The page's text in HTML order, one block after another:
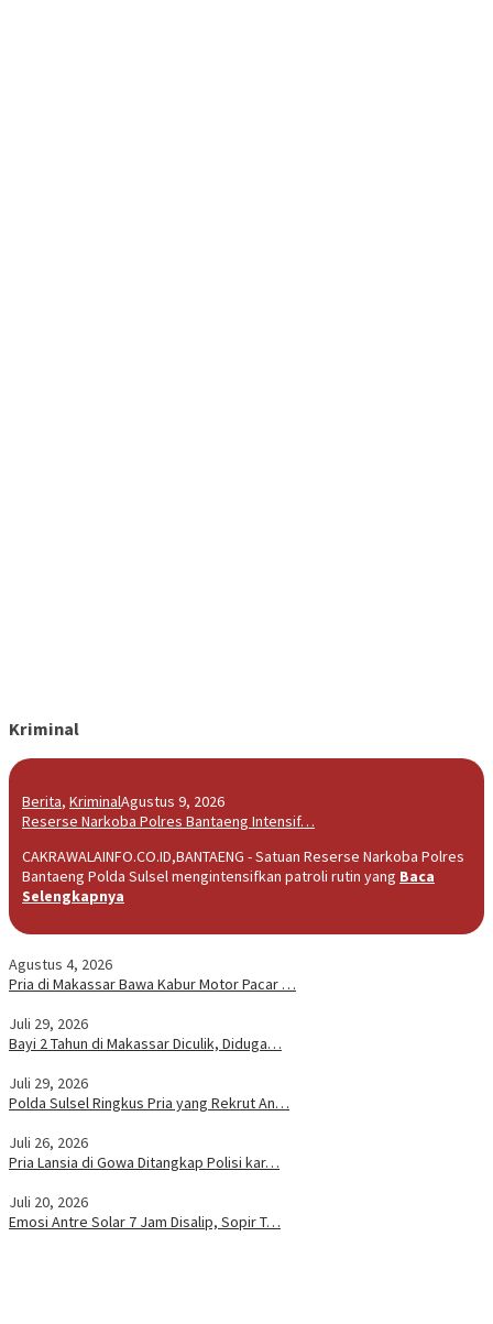
Kriminal
Berita, KriminalAgustus 9, 2026
Reserse Narkoba Polres Bantaeng Intensif…
CAKRAWALAINFO.CO.ID,BANTAENG - Satuan Reserse Narkoba Polres
Bantaeng Polda Sulsel mengintensifkan patroli rutin yang Baca
Selengkapnya
Agustus 4, 2026
Pria di Makassar Bawa Kabur Motor Pacar …
Juli 29, 2026
Bayi 2 Tahun di Makassar Diculik, Diduga…
Juli 29, 2026
Polda Sulsel Ringkus Pria yang Rekrut An…
Juli 26, 2026
Pria Lansia di Gowa Ditangkap Polisi kar…
Juli 20, 2026
Emosi Antre Solar 7 Jam Disalip, Sopir T…